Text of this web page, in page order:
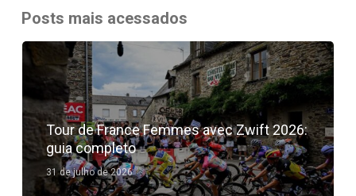
Posts mais acessados
Tour de France Femmes avec Zwift 2026:
guia completo
31 de julho de 2026